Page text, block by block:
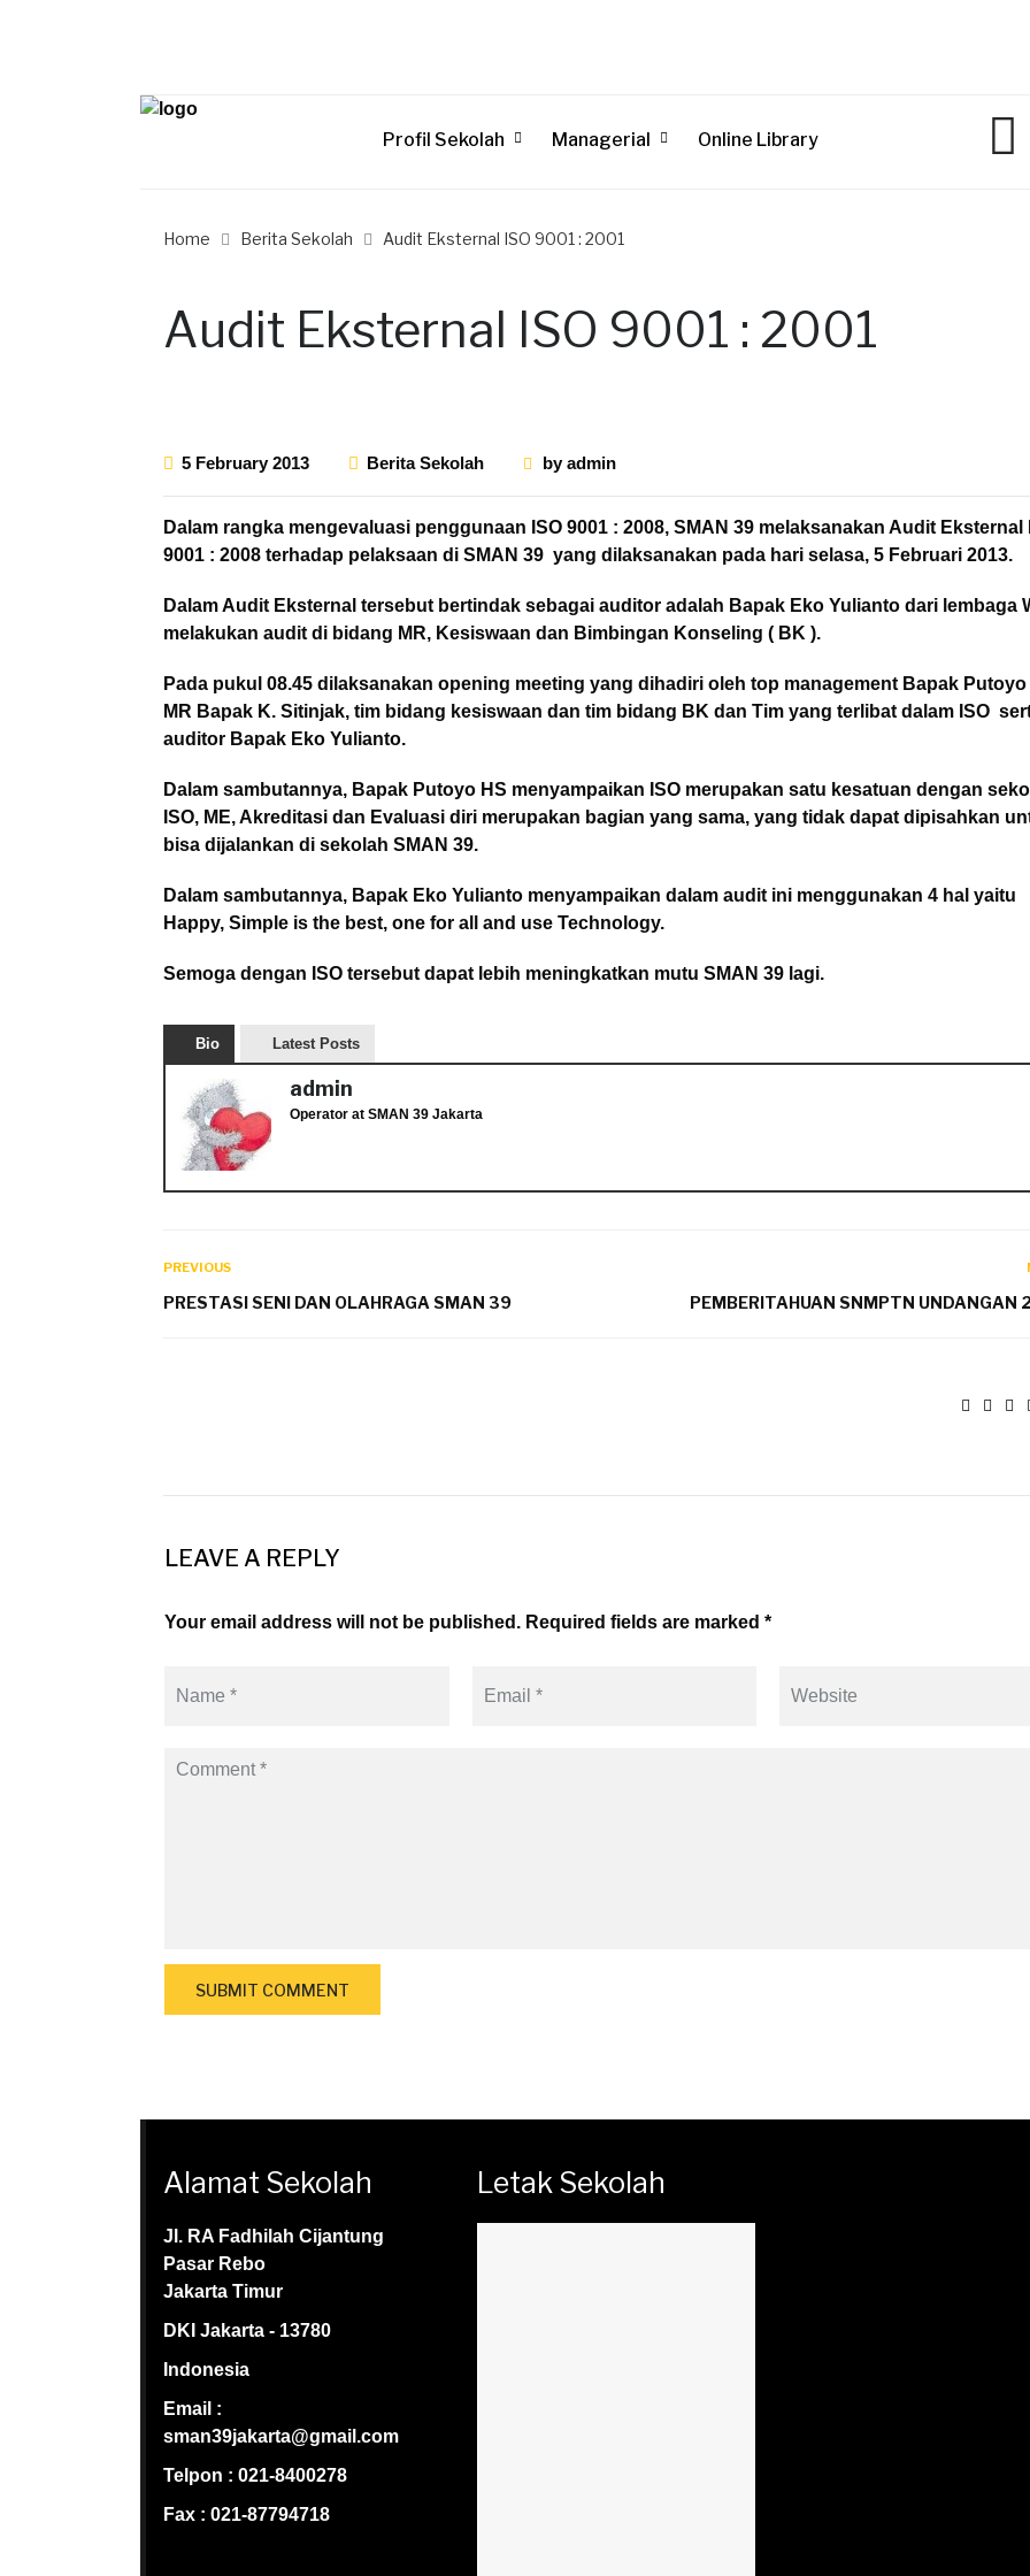
Profil Sekolah Managerial Online Library
Home Berita Sekolah Audit Eksternal ISO 9001 : 2001
Audit Eksternal ISO 9001 : 2001
5 February 2013 Berita Sekolah byadmin
Dalam rangka mengevaluasi penggunaan ISO 9001 : 2008, SMAN 39 melaksanakan Audit Eksternal
9001 : 2008 terhadap pelaksaan di SMAN 39 yang dilaksanakan pada hari selasa, 5 Februari 2013.
Dalam Audit Eksternal tersebut bertindak sebagai auditor adalah Bapak Eko Yulianto dari lembaga
melakukan audit di bidang MR, Kesiswaan dan Bimbingan Konseling ( BK ).
Pada pukul 08.45 dilaksanakan opening meeting yang dihadiri oleh top management Bapak Putoyo
MR Bapak K. Sitinjak, tim bidang kesiswaan dan tim bidang BK dan Tim yang terlibat dalam ISO
auditor Bapak Eko Yulianto.
Dalam sambutannya, Bapak Putoyo HS menyampaikan ISO merupakan satu kesatuan dengan
ISO, ME, Akreditasi dan Evaluasi diri merupakan bagian yang sama, yang tidak dapat dipisahkan
bisa dijalankan di sekolah SMAN 39.
Dalam sambutannya, Bapak Eko Yulianto menyampaikan dalam audit ini menggunakan 4 hal yaitu
Happy, Simple is the best, one for all and use Technology.
Semoga dengan ISO tersebut dapat lebih meningkatkan mutu SMAN 39 lagi.
Bio Latest Posts
admin
Operator at SMAN 39 Jakarta
PREVIOUS
PRESTASI SENI DAN OLAHRAGA SMAN 39 PEMBERITAHUAN SNMPTN UNDANGAN
LEAVE A REPLY
Your email address will not be published. Required fields are marked *
Alamat Sekolah
Jl. RA Fadhilah Cijantung
Pasar Rebo
Jakarta Timur
DKI Jakarta - 13780
Indonesia
Email :
sman39jakarta@gmail.com
Telpon : 021-8400278
Fax : 021-87794718
Letak Sekolah